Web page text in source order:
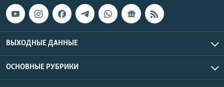
ВЫХОДНЫЕ ДАННЫЕ
ОСНОВНЫЕ РУБРИКИ